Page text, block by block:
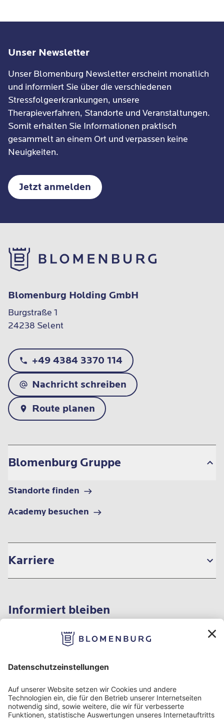
Unser Newsletter
Unser Blomenburg Newsletter erscheint monatlich
und informiert Sie über die verschiedenen
Stressfolgeerkrankungen, unsere
Therapieverfahren, Standorte und Veranstaltungen.
Somit erhalten Sie Informationen praktisch
gesammelt an einem Ort und verpassen keine
Neuigkeiten.
Jetzt anmelden
Blomenburg Holding GmbH
Burgstraße 1
24238 Selent
+49 4384 3370 114
Nachricht schreiben
Route planen
Blomenburg Gruppe
Standorte finden
Academy besuchen
Karriere
Informiert bleiben
Impressum